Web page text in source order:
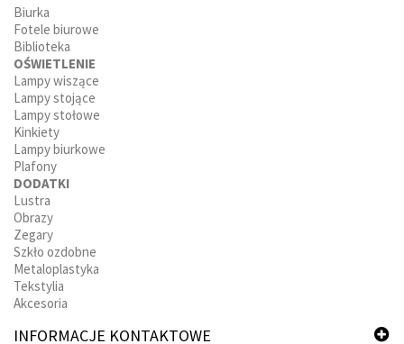
Biurka
Fotele biurowe
Biblioteka
OŚWIETLENIE
Lampy wiszące
Lampy stojące
Lampy stołowe
Kinkiety
Lampy biurkowe
Plafony
DODATKI
Lustra
Obrazy
Zegary
Szkło ozdobne
Metaloplastyka
Tekstylia
Akcesoria
INFORMACJE KONTAKTOWE